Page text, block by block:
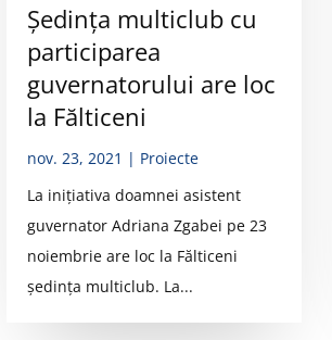
Ședința multiclub cu
participarea
guvernatorului are loc
la Fălticeni
nov. 23, 2021 | Proiecte
La inițiativa doamnei asistent
guvernator Adriana Zgabei pe 23
noiembrie are loc la Fălticeni
ședința multiclub. La...